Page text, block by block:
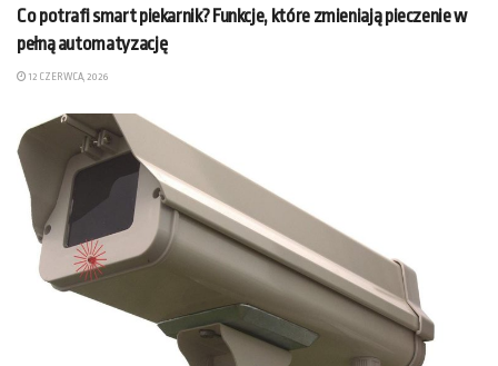
Co potrafi smart piekarnik? Funkcje, które zmieniają pieczenie w
pełną automatyzację
12 CZERWCA, 2026